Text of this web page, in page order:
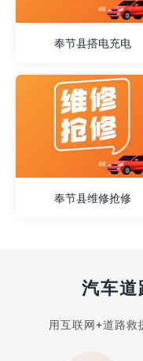
奉节县搭电充电
奉节县维修抢修
汽车道
用互联网+道路